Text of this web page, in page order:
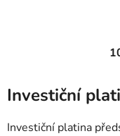
Investiční
Investiční platina